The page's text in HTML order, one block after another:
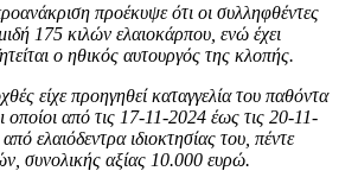
προέκυψε ότι οι συλληφθέντες
175 κιλών ελαιοκάρπου, ενώ έχει
ο ηθικός αυτουργός της κλοπής.
είχε προηγηθεί καταγγελία του παθόντα
οποίοι από τις 17-11-2024 έως τις 20-11-
ελαιόδεντρα ιδιοκτησίας του, πέντε
συνολικής αξίας 10.000 ευρώ.